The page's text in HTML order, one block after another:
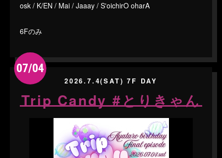
osk / K/EN / Mai / Jaaay / S'oichirO oharA
6Fのみ
07/04
2026.7.4(SAT) 7F DAY
Trip Candy #とりきゃん